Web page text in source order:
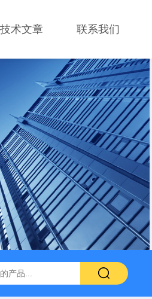
技术文章 联系我们
维修 FANUC数控系统常见故